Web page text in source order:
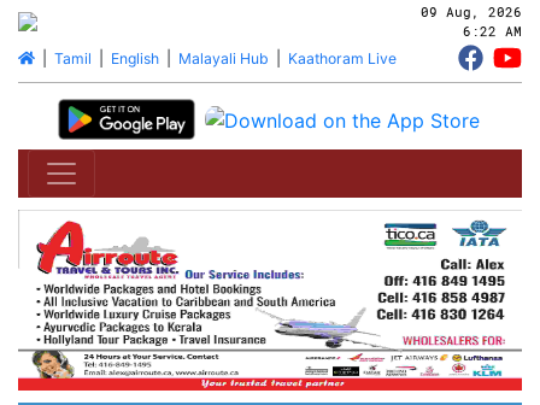
09 Aug, 2026
6:22 AM
| Tamil English| Malayali Hub Kaathoram Live